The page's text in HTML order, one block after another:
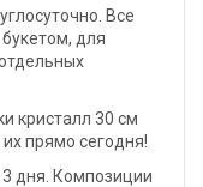
Все
для
кристалл 30 см
прямо сегодня!
3 дня. Композиции